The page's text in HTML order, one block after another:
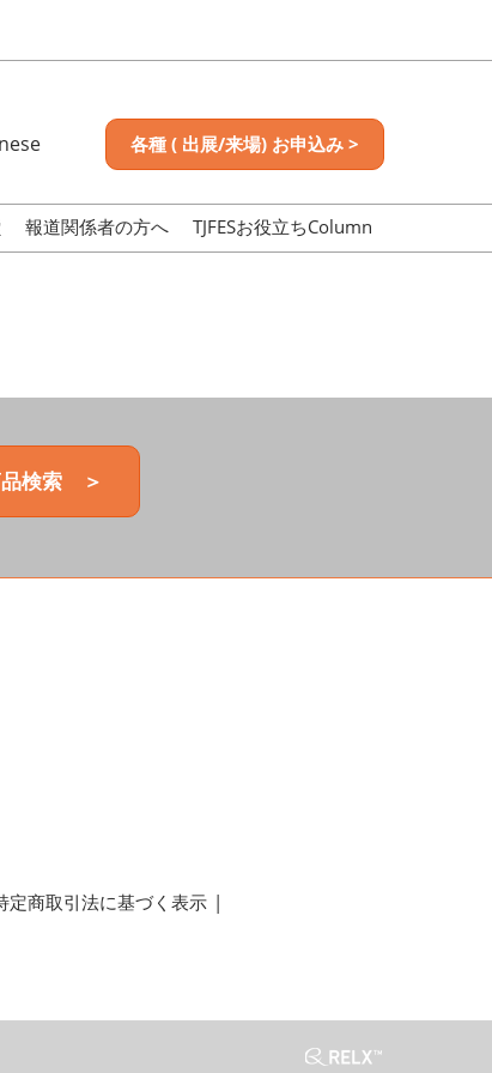
各種 ( 出展/来場) お申込み >
報道関係者の方へ TJFESお役立ちColumn
検索 ＞
定商取引法に基づく表示